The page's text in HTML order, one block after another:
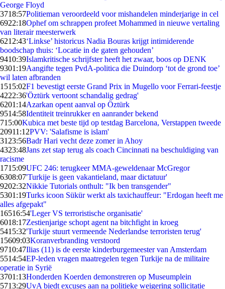
George Floyd
3718:57Politieman veroordeeld voor mishandelen minderjarige in cel
6922:18Ophef om schrappen profeet Mohammed in nieuwe vertaling
van literair meesterwerk
6212:43‘Linkse’ historicus Nadia Bouras krijgt intimiderende
boodschap thuis: ‘Locatie in de gaten gehouden’
9410:39Islamkritische schrijfster heeft het zwaar, boos op DENK
9301:19Aangifte tegen PvdA-politica die Duindorp ‘tot de grond toe’
wil laten afbranden
1515:02F1 bevestigt eerste Grand Prix in Mugello voor Ferrari-feestje
4222:36'Öztürk vertoont schandalig gedrag'
6201:14Azarkan opent aanval op Öztürk
9514:58Identiteit treinrukker en aanrander bekend
715:00Kubica met beste tijd op testdag Barcelona, Verstappen tweede
20911:12PVV: 'Salafisme is islam'
31 23:56Badr Hari vecht deze zomer in Ahoy
4323:48Jans zet stap terug als coach Cincinnati na beschuldiging van
racisme
1715:09UFC 246: terugkeer MMA-geweldenaar McGregor
6308:07'Turkije is geen vakantieland, maar dictatuur'
9202:32Nikkie Tutorials onthult: "Ik ben transgender"
5301:19Turks icoon Sükür werkt als taxichauffeur: "Erdogan heeft me
alles afgepakt"
16516:54'Leger VS terroristische organisatie'
6018:17Zestienjarige schopt agent na bitchfight in kroeg
5415:32'Turkije stuurt vermeende Nederlandse terroristen terug'
15609:03Koranverbranding verstoord
9710:47Ilias (11) is de eerste kinderburgemeester van Amsterdam
5514:54EP-leden vragen maatregelen tegen Turkije na de militaire
operatie in Syrië
3701:13Honderden Koerden demonstreren op Museumplein
5713:29UvA biedt excuses aan na politieke weigering sollicitatie